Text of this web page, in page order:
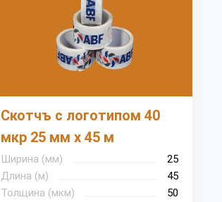
Скотчъ с логотипом 40
мкр 25 мм х 45 м
Ширина (мм)
25
Длина (м)
45
Толщина (мкм)
50